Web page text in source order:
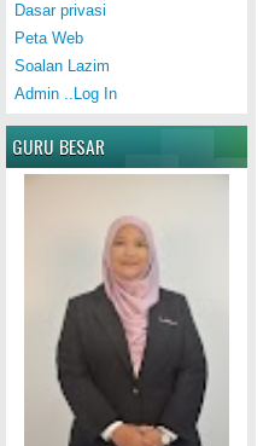
Dasar privasi
Peta Web
Soalan Lazim
Admin ..Log In
GURU BESAR